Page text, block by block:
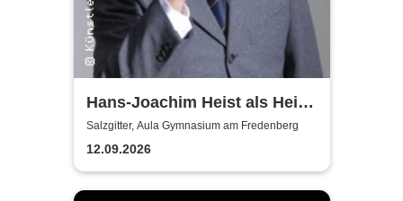
Hans-Joachim Heist als Heinz
Erhard - Noch'n Gedicht
Salzgitter, Aula Gymnasium am Fredenberg
12.09.2026